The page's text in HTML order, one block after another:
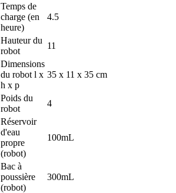
Temps de
charge (en
heure)
4.5
Hauteur du
robot
11
Dimensions
du robot l x
h x p
35 x 11 x 35 cm
Poids du
robot
4
Réservoir
d'eau
propre
(robot)
100mL
Bac à
poussière
(robot)
300mL